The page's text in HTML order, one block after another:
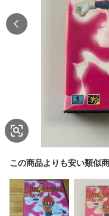
この商品よりも安い類似